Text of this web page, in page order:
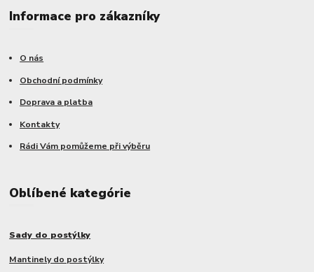
Informace pro zákazníky
O nás
Obchodní podmínky
Doprava a platba
Kontakty
Rádi Vám pomůžeme při výběru
Oblíbené kategórie
Sady do postýlky
Mantinely do postýlky